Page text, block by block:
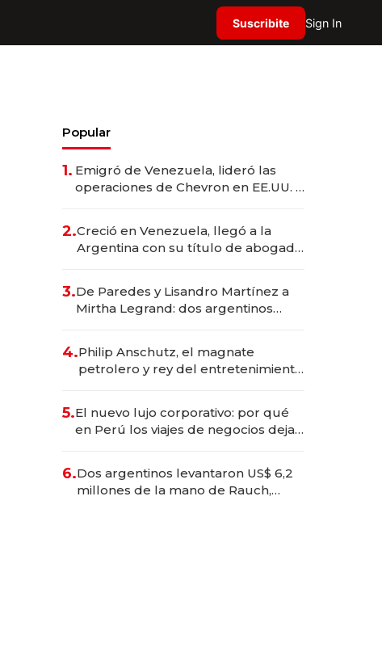
Suscribite Sign In
Popular
1. Emigró de Venezuela, lideró las
operaciones de Chevron en EE.UU. y
2.Creció en Venezuela, llegó a la
Argentina con su título de abogado
marcas "fast premium"
3.De Paredes y Lisandro Martínez a
Mirtha Legrand: dos argentinos
4.Philip Anschutz, el magnate
petrolero y rey del entretenimiento
5.El nuevo lujo corporativo: por qué
en Perú los viajes de negocios dejan
en experiencias transformadoras
6.Dos argentinos levantaron US$ 6,2
millones de la mano de Rauch,